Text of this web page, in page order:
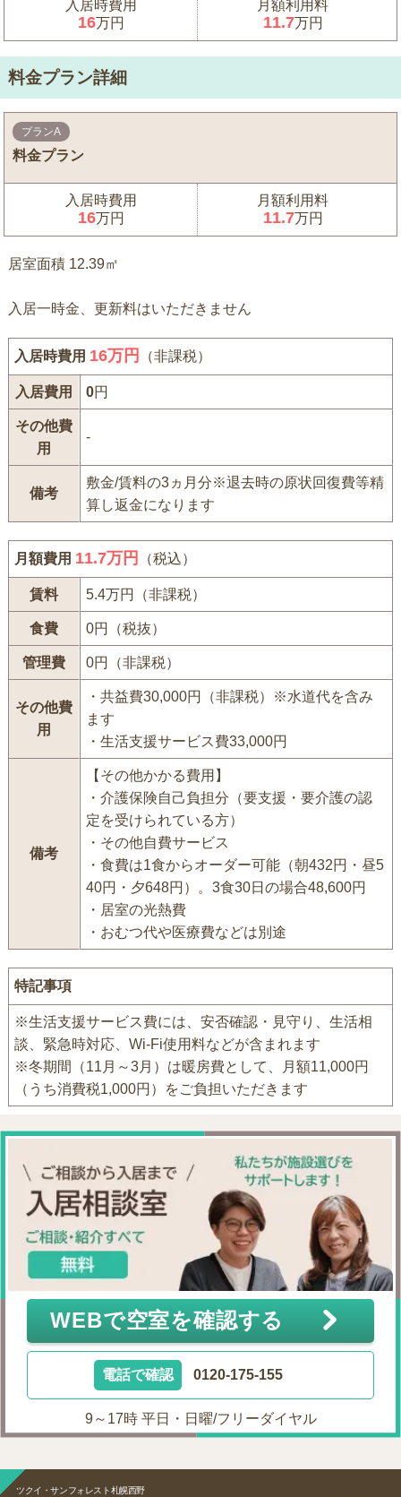
入居時費用
16万円
月額利用料
11.7万円
料金プラン詳細
プランA
料金プラン
入居時費用
16万円
月額利用料
11.7万円
居室面積 12.39㎡
入居一時金、更新料はいただきません
入居時費用 16万円 （非課税）
入居費用 0円
その他費
用
-
備考
敷金/賃料の3ヵ月分※退去時の原状回復費等精
算し返金になります
月額費用 11.7万円 （税込）
賃料 5.4万円（非課税）
食費 0円（税抜）
管理費 0円（非課税）
その他費
用
・共益費30,000円（非課税）※水道代を含み
ます
・生活支援サービス費33,000円
備考
【その他かかる費用】
・介護保険自己負担分（要支援・要介護の認
定を受けられている方）
・その他自費サービス
・食費は1食からオーダー可能（朝432円・昼5
40円・夕648円）。3食30日の場合48,600円
・居室の光熱費
・おむつ代や医療費などは別途
特記事項
※生活支援サービス費には、安否確認・見守り、生活相
談、緊急時対応、Wi-Fi使用料などが含まれます
※冬期間（11月～3月）は暖房費として、月額11,000円
（うち消費税1,000円）をご負担いただきます
WEBで空室を確認する
電話で確認 0120-175-155
9～17時 平日・日曜/フリーダイヤル
ツクイ・サンフォレスト札幌西野